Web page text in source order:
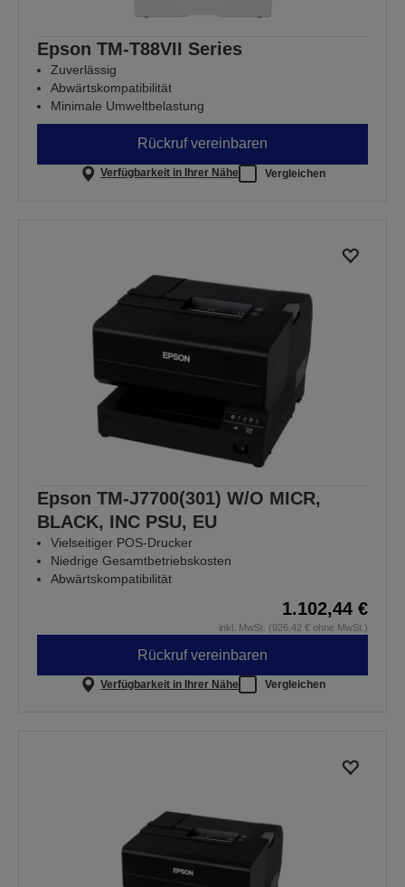
Epson TM-T88VII Series
Zuverlässig
Abwärtskompatibilität
Minimale Umweltbelastung
Rückruf vereinbaren
Verfügbarkeit in Ihrer Nähe Vergleichen
Epson TM-J7700(301) W/O MICR,
BLACK, INC PSU, EU
Vielseitiger POS-Drucker
Niedrige Gesamtbetriebskosten
Abwärtskompatibilität
1.102,44 €
inkl. MwSt. (926,42 € ohne MwSt.)
Rückruf vereinbaren
Verfügbarkeit in Ihrer Nähe Vergleichen